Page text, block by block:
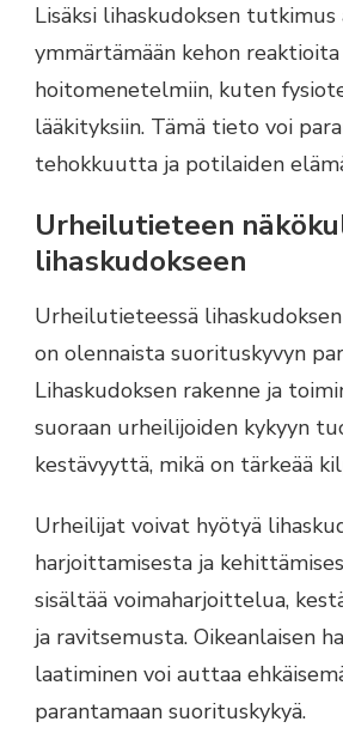
Lisäksi lihaskudoksen
ymmärtämään kehon
hoitomenetelmiin, kuten
lääkityksiin. Tämä tieto voi
tehokkuutta ja potilaiden
Urheilutieteen
lihaskudokseen
Urheilutieteessä
on olennaista suorituskyvyn
Lihaskudoksen rakenne ja
suoraan urheilijoiden kykyyn
kestävyyttä, mikä on tärkeää
Urheilijat voivat hyötyä
harjoittamisesta ja
sisältää voimaharjoittelua,
ja ravitsemusta. Oikeanlaisen
laatiminen voi auttaa
parantamaan suorituskykyä.